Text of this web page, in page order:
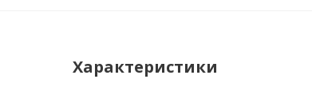
Характеристики